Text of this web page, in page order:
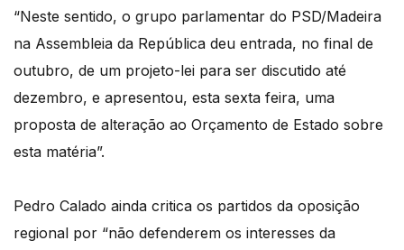
“Neste sentido, o grupo parlamentar do PSD/Madeira
na Assembleia da República deu entrada, no final de
outubro, de um projeto-lei para ser discutido até
dezembro, e apresentou, esta sexta feira, uma
proposta de alteração ao Orçamento de Estado sobre
esta matéria”.
Pedro Calado ainda critica os partidos da oposição
regional por “não defenderem os interesses da